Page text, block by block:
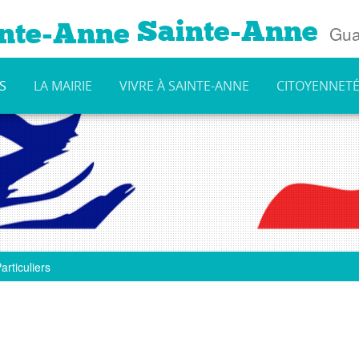
Sainte-Anne
LA MAIRIE VIVRE À SAINTE-ANNE CITOYENNETÉ